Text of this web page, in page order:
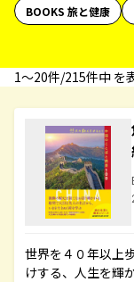
BOOKS 旅と健康
1〜20件/215件中 を
世界を４０年以上
けする、人生を輝